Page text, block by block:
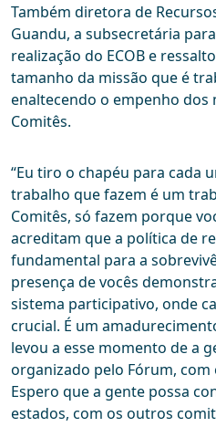
Também diretora de
Guandu, a subsecretária
realização do ECOB e
tamanho da missão que é
enaltecendo o empenho dos
Comitês.
“Eu tiro o chapéu para cada
trabalho que fazem é um
Comitês, só fazem porque
acreditam que a política de
fundamental para a
presença de vocês
sistema participativo, onde
crucial. É um
levou a esse momento de a
organizado pelo Fórum, com
Espero que a gente possa
estados, com os outros